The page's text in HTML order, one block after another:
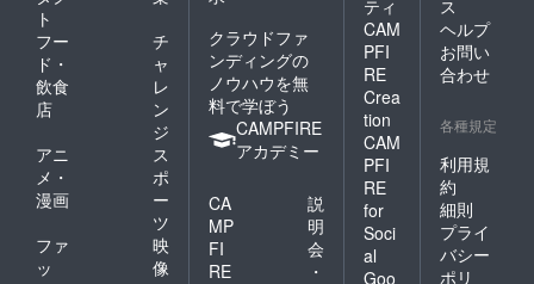
ト
フー
ド・
飲食
店
チ
ャ
レ
ン
ジ
アニ
メ・
漫画
ス
ポ
ー
ツ
ファ
ッ
映
像
クラウドファ
ンディングの
ノウハウを無
料で学ぼう
CAMPFIRE
アカデミー
CA
MP
FI
RE
説
明
会
・
ティ
CAM
PFI
RE
Crea
tion
CAM
PFI
RE
for
Soci
al
Goo
ス
ヘルプ
お問い
合わせ
各種規定
利用規
約
細則
プライ
バシー
ポリ